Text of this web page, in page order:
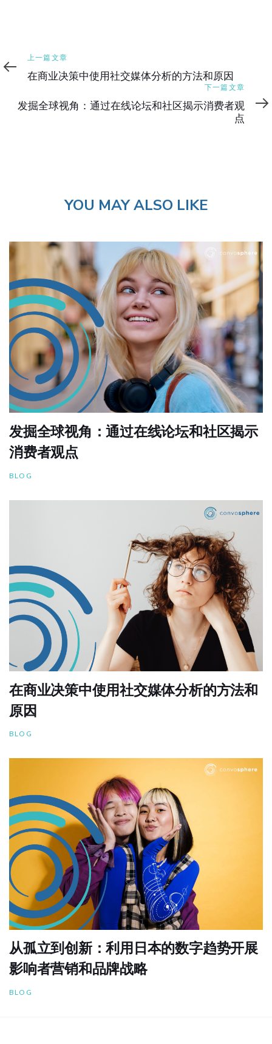
上
一
篇
章
上一篇文章
在商业决策中使用社交媒体分析的方法和原因
篇
下一篇文章
发掘全球视角：通过在线论坛和社区揭示消费者观
点
YOU MAY ALSO LIKE
发掘全球视角：通过在线论坛和社区揭示
消费者观点
BLOG
在商业决策中使用社交媒体分析的方法和
原因
BLOG
从孤立到创新：利用日本的数字趋势开展
影响者营销和品牌战略
BLOG